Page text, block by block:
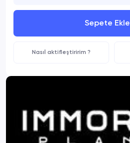
Sepete Ekle
Nasıl aktifleştiririm ?